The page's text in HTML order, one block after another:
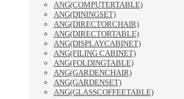
ANG(COMPUTERTABLE)
ANG(DININGSET)
ANG(DIRECTORCHAIR)
ANG(DIRECTORTABLE)
ANG(DISPLAYCABINET)
ANG(FILING CABINET)
ANG(FOLDINGTABLE)
ANG(GARDENCHAIR)
ANG(GARDENSET)
ANG(GLASSCOFFEETABLE)